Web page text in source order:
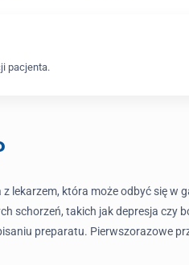
pacjenta.
lekarzem, która może odbyć się w
schorzeń, takich jak depresja czy
preparatu. Pierwszorazowe